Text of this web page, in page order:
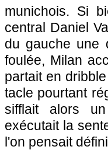
munichois. Si
central Daniel
du gauche une
foulée, Milan
partait en
tacle pourtant
sifflait alors un
exécutait la
l'on pensait